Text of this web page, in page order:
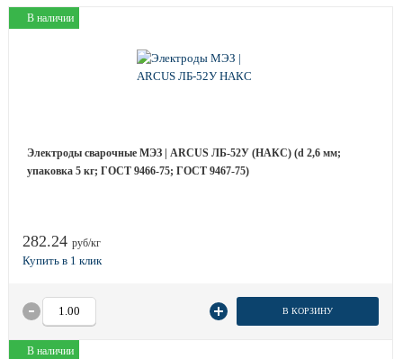
В наличии
Электроды сварочные МЭЗ | ARCUS ЛБ-52У (НАКС) (d 2,6 мм;
упаковка 5 кг; ГОСТ 9466-75; ГОСТ 9467-75)
282.24 руб/кг
В КОРЗИНУ
В наличии